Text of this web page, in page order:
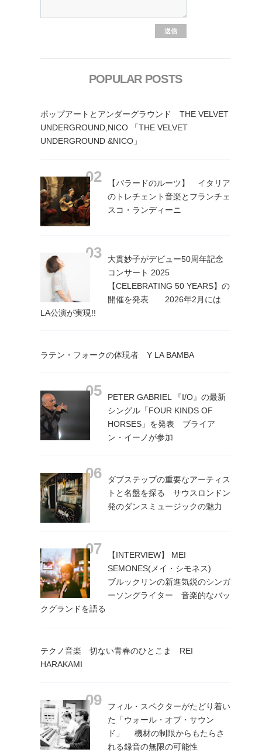
POPULAR POSTS
ポップアートとアンダーグラウンド THE VELVET
UNDERGROUND,NICO 「THE VELVET
UNDERGROUND &NICO」
【バラードのルーツ】 イタリア
のトレチェント音楽とフランチェ
スコ・ランディーニ
大貫妙子がデビュー50周年記念
コンサート 2025
【CELEBRATING 50 YEARS】の
開催を発表 2026年2月には
LA公演が実現!!
ラテン・フォークの体現者 Y LA BAMBA
PETER GABRIEL 『I/O』の最新
シングル「FOUR KINDS OF
HORSES」を発表 ブライア
ン・イーノが参加
ダブステップの重要なアーティス
トと名盤を探る サウスロンドン
発のダンスミュージックの魅力
【INTERVIEW】 MEI
SEMONES(メイ・シモネス)
ブルックリンの新進気鋭のシンガ
ーソングライター 音楽的なバッ
クグランドを語る
テクノ音楽 切ない青春のひとこま REI
HARAKAMI
フィル・スペクターがたどり着い
た「ウォール・オブ・サウン
ド」 機材の制限からもたらさ
れる録音の無限の可能性